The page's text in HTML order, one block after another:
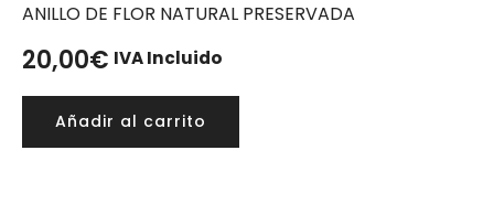
ANILLO DE FLOR NATURAL PRESERVADA
20,00€ IVA Incluido
Añadir al carrito